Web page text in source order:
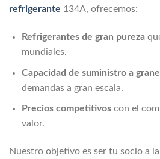
refrigerante 134A, ofrecemos:
Refrigerantes de gran pureza
mundiales.
Capacidad de suministro a granel
demandas a gran escala.
Precios competitivoscon el
valor.
Nuestro objetivo es ser tu socio a